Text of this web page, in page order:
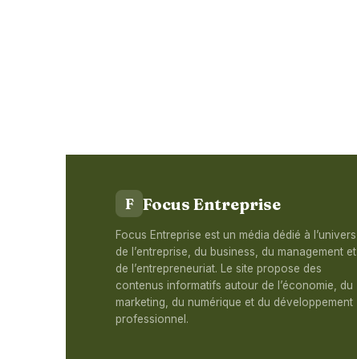
F Focus Entreprise
Focus Entreprise est un média dédié à l’univers
de l’entreprise, du business, du management et
de l’entrepreneuriat. Le site propose des
contenus informatifs autour de l’économie, du
marketing, du numérique et du développement
professionnel.